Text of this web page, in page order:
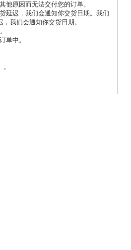
原因而无法交付您的订单。
延迟，我们会通知你交货日期。我们
我们会通知你交货日期。
中。